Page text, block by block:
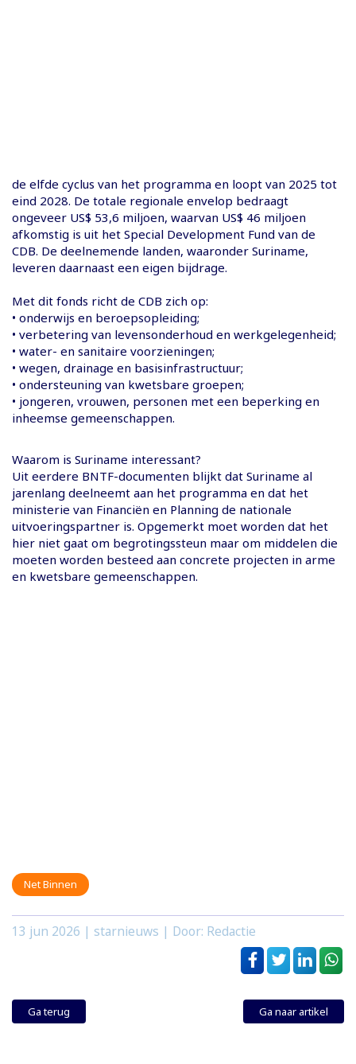
de elfde cyclus van het programma en loopt van 2025 tot
eind 2028. De totale regionale envelop bedraagt
ongeveer US$ 53,6 miljoen, waarvan US$ 46 miljoen
afkomstig is uit het Special Development Fund van de
CDB. De deelnemende landen, waaronder Suriname,
leveren daarnaast een eigen bijdrage.
Met dit fonds richt de CDB zich op:
• onderwijs en beroepsopleiding;
• verbetering van levensonderhoud en werkgelegenheid;
• water- en sanitaire voorzieningen;
• wegen, drainage en basisinfrastructuur;
• ondersteuning van kwetsbare groepen;
• jongeren, vrouwen, personen met een beperking en
inheemse gemeenschappen.
Waarom is Suriname interessant?
Uit eerdere BNTF-documenten blijkt dat Suriname al
jarenlang deelneemt aan het programma en dat het
ministerie van Financiën en Planning de nationale
uitvoeringspartner is. Opgemerkt moet worden dat het
hier niet gaat om begrotingssteun maar om middelen die
moeten worden besteed aan concrete projecten in arme
en kwetsbare gemeenschappen.
Net Binnen
13 jun 2026 | starnieuws | Door: Redactie
Ga terug Ga naar artikel